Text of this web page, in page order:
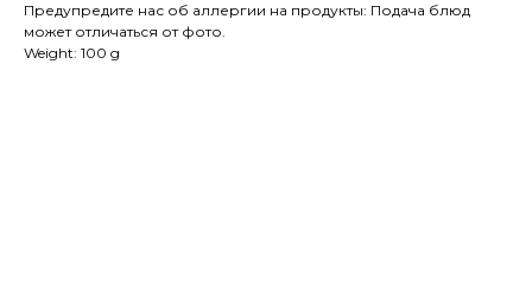
Предупредите нас об аллергии на продукты: Подача блюд
может отличаться от фото.
Weight: 100 g